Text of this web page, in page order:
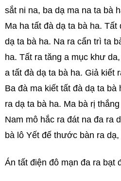
sắt ni na, ba dạ ma na ta bà
Ma ha tất đà dạ ta bà ha.
dạ ta bà ha. Na ra cẩn trì ta
ha. Tất ra tăng a mục khư
a tất đà dạ ta bà ha. Giả kiết
Ba đà ma kiết tất đà dạ ta bà
ra dạ ta bà ha. Ma bà rị
Nam mô hắc ra đát na đa ra
bà lô Yết đế thước bàn ra dạ,
Án tất điện đô mạn đa ra bạt